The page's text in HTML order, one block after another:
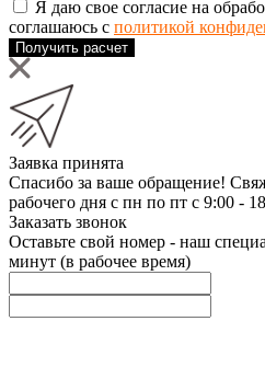
Я даю свое согласие на
соглашаюсь с политикой
Получить расчет
Заявка принята
Спасибо за ваше обращение!
рабочего дня с пн по пт с 9:00 -
Заказать звонок
Оставьте свой номер - наш
минут (в рабочее время)